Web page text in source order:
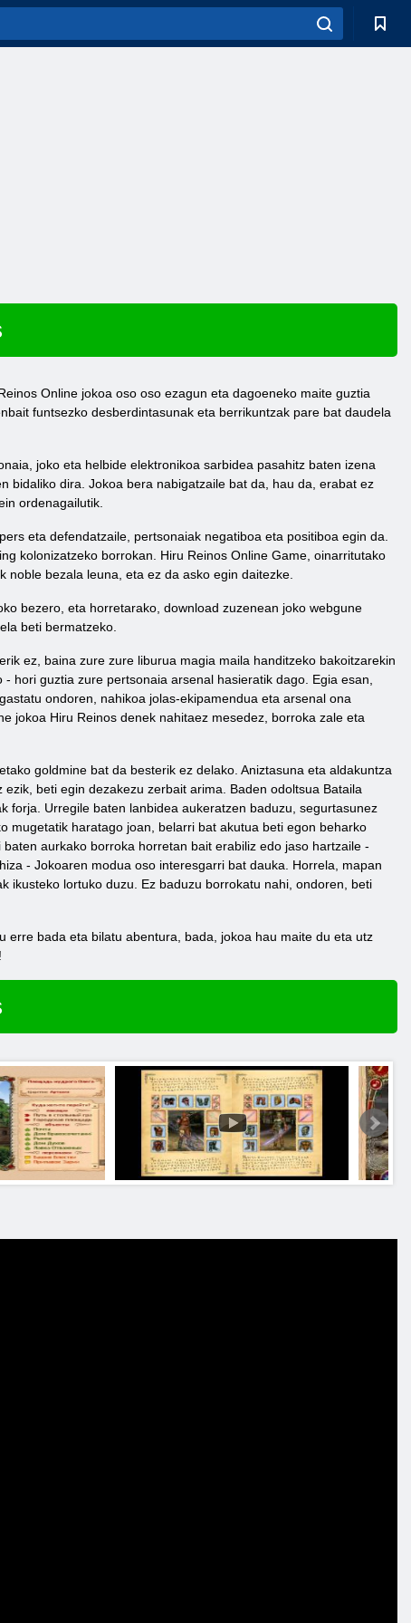
Online jokoa oso oso ezagun eta dagoeneko maite guztia
funtsezko desberdintasunak eta berrikuntzak pare bat daudela
joko eta helbide elektronikoa sarbidea pasahitz baten izena
bidaliko dira. Jokoa bera nabigatzaile bat da, hau da, erabat ez
ordenagailutik.
eta defendatzaile, pertsonaiak negatiboa eta positiboa egin da.
kolonizatzeko borrokan. Hiru Reinos Online Game, oinarritutako
bezala leuna, eta ez da asko egin daitezke.
bezero, eta horretarako, download zuzenean joko webgune
beti bermatzeko.
ez, baina zure zure liburua magia maila handitzeko bakoitzarekin
hori guztia zure pertsonaia arsenal hasieratik dago. Egia esan,
ondoren, nahikoa jolas-ekipamendua eta arsenal ona
jokoa Hiru Reinos denek nahitaez mesedez, borroka zale eta
goldmine bat da besterik ez delako. Aniztasuna eta aldakuntza
beti egin dezakezu zerbait arima. Baden odoltsua Bataila
forja. Urregile baten lanbidea aukeratzen baduzu, segurtasunez
mugetatik haratago joan, belarri bat akutua beti egon beharko
aurkako borroka horretan bait erabiliz edo jaso hartzaile -
- Jokoaren modua oso interesgarri bat dauka. Horrela, mapan
ikusteko lortuko duzu. Ez baduzu borrokatu nahi, ondoren, beti
erre bada eta bilatu abentura, bada, jokoa hau maite du eta utz